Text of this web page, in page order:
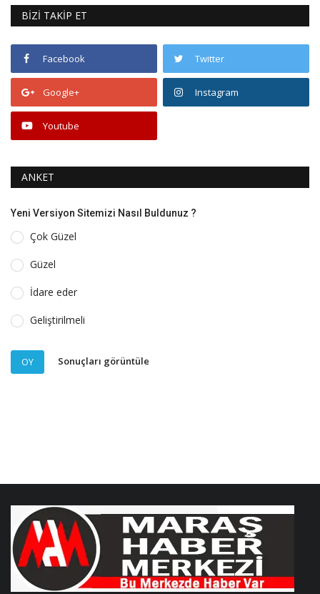
BİZİ TAKİP ET
Facebook Twitter
Google+ Instagram
Youtube
ANKET
Yeni Versiyon Sitemizi Nasıl Buldunuz ?
Çok Güzel
Güzel
İdare eder
Geliştirilmeli
OY Sonuçları görüntüle